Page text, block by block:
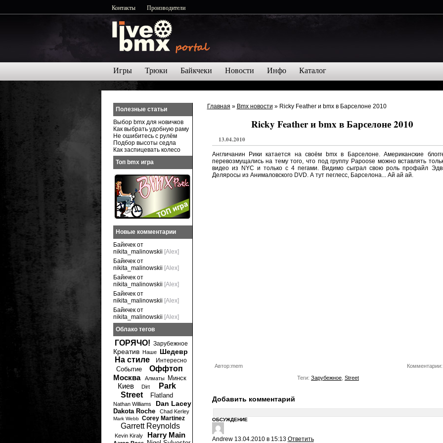
Контакты Производители
Игры Трюки Байкчеки Новости Инфо Каталог
Главная » Bmx новости » Ricky Feather и bmx в Барселоне 2010
Ricky Feather и bmx в Барселоне 2010
13.04.2010
Англичанин Рики катается на своём bmx в Барселоне. Американские
перевозмущались на тему того, что под группу Papoose можно вставлять
видео из NYC и только с 4 пегами. Видимо сыграл свою роль профайл
Деляросы из Анималовского DVD. А тут пеглесс, Барселона... Ай ай ай.
Автор:mem
Комментарии:
Теги: Зарубежное Street
Добавить комментарий
ОБСУЖДЕНИЕ
Andrew 13.04.2010 в 15:13 Ответить
Полезные статьи
Выбор bmx для новичков
Как выбрать удобную раму
Не ошибитесь с рулём
Подбор высоты седла
Как заспицевать колесо
Топ bmx игра
Новые комментарии
Байкчек от
nikita_malinowskii [Alex]
Байкчек от
nikita_malinowskii [Alex]
Байкчек от
nikita_malinowskii [Alex]
Байкчек от
nikita_malinowskii [Alex]
Байкчек от
nikita_malinowskii [Alex]
Облако тегов
ГОРЯЧО! Зарубежное
Креатив Наше Шедевр
На стиле Интересно
Событие
Оффтоп
Москва
Алматы Минск
Киев Dirt
Park
Street
Flatland
Nathan Williams Dan Lacey
Dakota Roche Chad Kerley
Mark Webb Corey Martinez
Garrett Reynolds
Kevin Kiraly Harry Main